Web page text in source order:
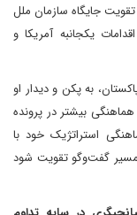
جایگاه سازمان ملل
یکجانبه آمریکا و
به پکن و دیدار او
بیشتر در پرونده
استراتژیک خود با
مسیر گفت‌وگو تقویت شود